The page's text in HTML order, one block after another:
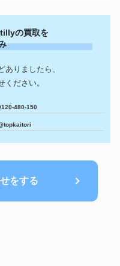
の買取を
りましたら、
ください。
480-150
をする